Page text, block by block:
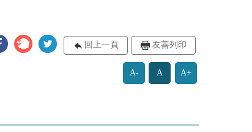
回上一頁 友善列印
A- A A+